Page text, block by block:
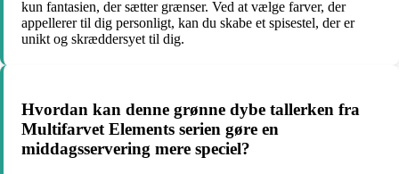
kun fantasien, der sætter grænser. Ved at vælge farver, der
appellerer til dig personligt, kan du skabe et spisestel, der er
unikt og skræddersyet til dig.
Hvordan kan denne grønne dybe tallerken fra
Multifarvet Elements serien gøre en
middagsservering mere speciel?